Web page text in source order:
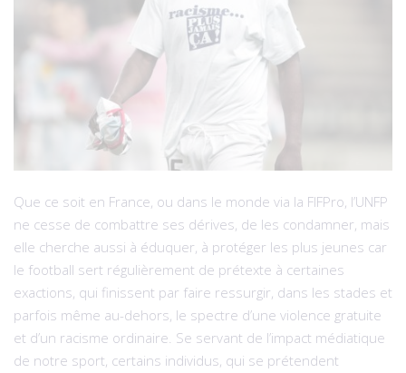
Que ce soit en France, ou dans le monde via la FIFPro, l’UNFP
ne cesse de combattre ses dérives, de les condamner, mais
elle cherche aussi à éduquer, à protéger les plus jeunes car
le football sert régulièrement de prétexte à certaines
exactions, qui finissent par faire ressurgir, dans les stades et
parfois même au-dehors, le spectre d’une violence gratuite
et d’un racisme ordinaire. Se servant de l’impact médiatique
de notre sport, certains individus, qui se prétendent